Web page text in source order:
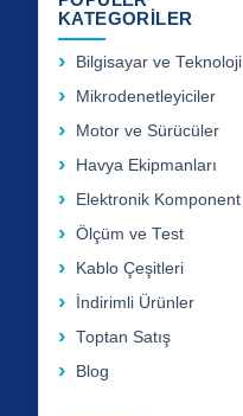
KATEGORİLER
Bilgisayar ve Teknoloji
Mikrodenetleyiciler
Motor ve Sürücüler
Havya Ekipmanları
Elektronik Komponent
Ölçüm ve Test
Kablo Çeşitleri
İndirimli Ürünler
Toptan Satış
Blog